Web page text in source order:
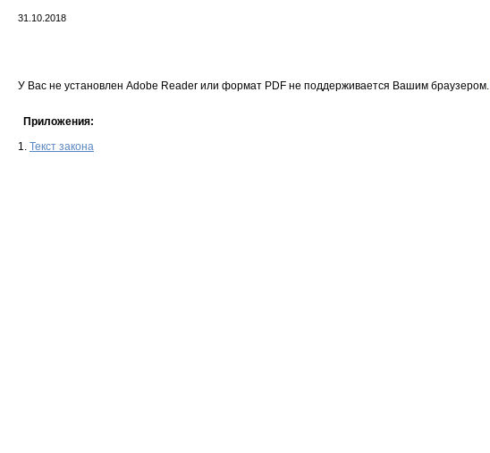
31.10.2018
У Вас не установлен Adobe Reader или формат PDF не поддерживается Вашим браузером.
Приложения:
1. Текст закона